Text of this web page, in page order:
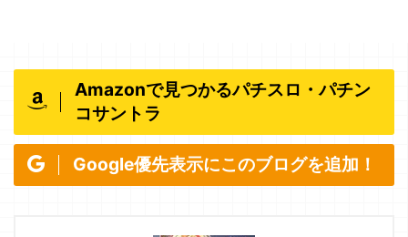
Amazonで見つかるパチスロ・パチン
コサントラ
Google優先表示にこのブログを追加！